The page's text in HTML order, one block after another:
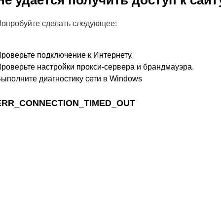
сделать следующее:
подключение к Интернету.
настройки прокси-сервера и брандмауэра.
диагностику сети в Windows